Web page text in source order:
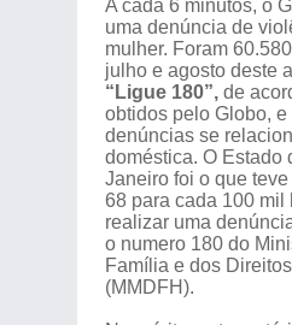
A cada 6 minutos, o
uma denúncia de
mulher. Foram
julho e agosto deste
“Ligue 180”, de
obtidos pelo Globo,
denúncias se
doméstica. O Estado
Janeiro foi o que
68 para cada 100 mil
realizar uma
o numero 180 do
Família e dos
(MMDFH).